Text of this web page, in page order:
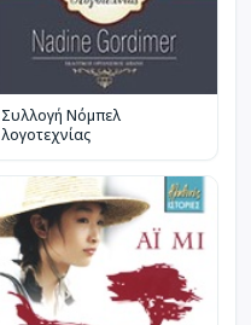
Συλλογή Νόμπελ
λογοτεχνίας